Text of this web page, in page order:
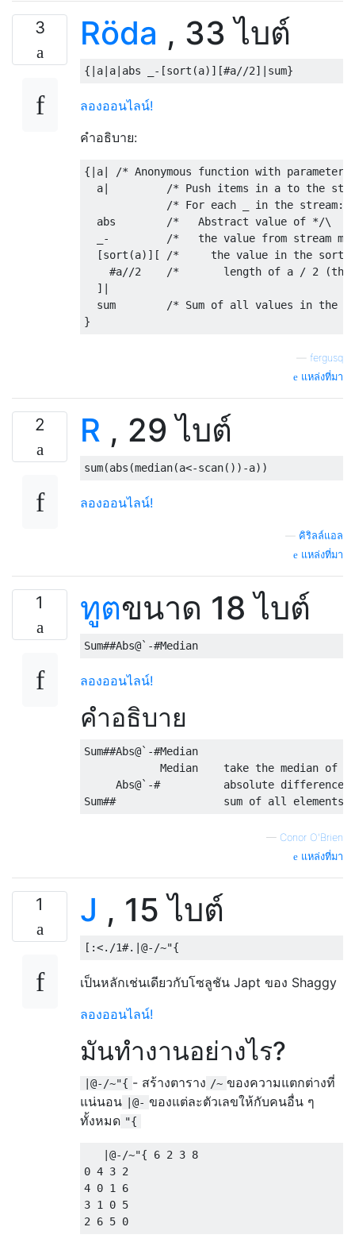
3 Röda , 33 ไบต์
ลองออนไลน์!
คำอธิบาย:
{|a| /* Anonymous function with parameter
a|         /* Push items in a to the
/* For each _ in the stream:
  abs        /*   Abstract value of */\
_-         /*   the value from stream
[sort(a)][ /*     the value in the
#a//2    /*       length of a / 2 (the
  ]|
sum        /* Sum of all values in the
fergusq
แหล่งที่มา
2 R , 29 ไบต์
sum(abs (median(a<-scan())-a))
ลองออนไลน์!
คิริลล์แอล
แหล่งที่มา
1 ทูตขนาด 18 ไบต์
ลองออนไลน์!
คำอธิบาย
Sum##Abs@`-#Median
Median    take the median of
Abs@`-#          absolute difference
— Conor O'Brien
แหล่งที่มา
1 J , 15 ไบต์
เป็นหลักเช่นเดียวกับโซลูชัน Japt ของ Shaggy
ลองออนไลน์!
มันทำงานอย่างไร?
|@-/~"{ - สร้างตาราง /~ ของความแตกต่างที่
แน่นอน
|@- ของแต่ละตัวเลขให้กับคนอื่น ๆ
ทั้งหมด "{
   |@-/~"{ 6 2 3 8
0 4 3 2
4 0 1 6
3 1 0 5